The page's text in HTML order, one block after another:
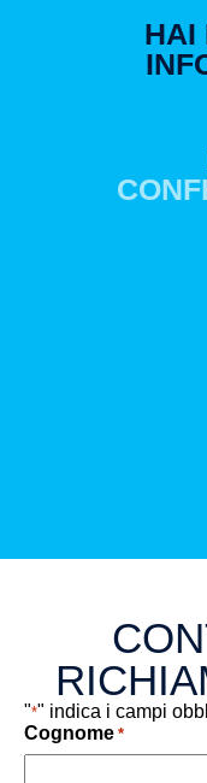
HAI
"*" indica i campi
Cognome *